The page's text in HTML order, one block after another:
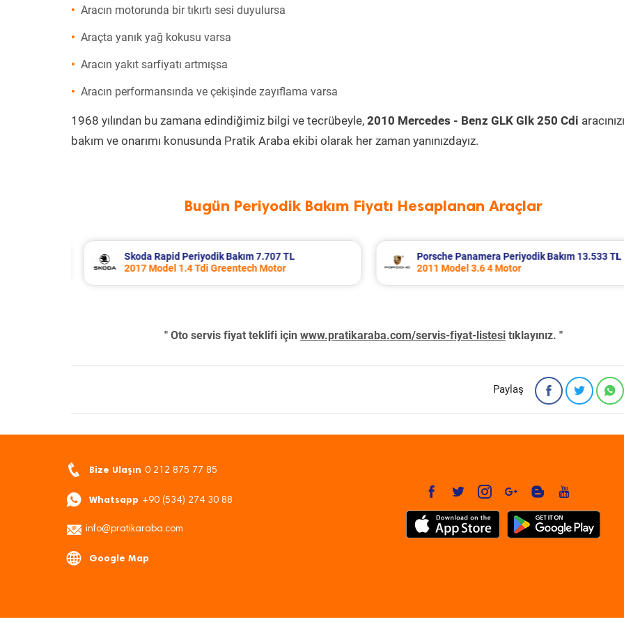
Aracın motorunda bir tıkırtı sesi duyulursa
Araçta yanık yağ kokusu varsa
Aracın yakıt sarfiyatı artmışsa
Aracın performansında ve çekişinde zayıflama varsa
1968 yılından bu zamana edindiğimiz bilgi ve tecrübeyle, 2010 Mercedes - Benz GLK Glk 250 Cdi
bakım ve onarımı konusunda Pratik Araba ekibi olarak her zaman yanınızdayız.
Bugün Periyodik Bakım Fiyatı Hesaplanan Araçlar
Porsche Panamera Periyodik Bakım 13.533 TL
2011 Model 3.6 4 Motor
Renault Fluence Periyodik Bakım 8.285 TL
2016 Model 1.5 Dci Motor
" Oto servis fiyat teklifi için www.pratikaraba.com/servis-fiyat-listesi tıklayınız. "
Paylaş
Bize Ulaşın 0 212 875 77 85
Whatsapp +90 (534) 274 30 88
info@pratikaraba.com
Google Map